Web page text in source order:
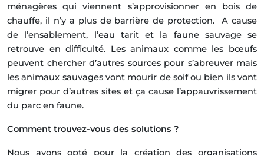
ménagères qui viennent s’approvisionner en bois de
chauffe, il n’y a plus de barrière de protection. A cause
de l’ensablement, l’eau tarit et la faune sauvage se
retrouve en difficulté. Les animaux comme les bœufs
peuvent chercher d’autres sources pour s’abreuver mais
les animaux sauvages vont mourir de soif ou bien ils vont
migrer pour d’autres sites et ça cause l’appauvrissement
du parc en faune.
Comment trouvez-vous des solutions ?
Nous avons opté pour la création des organisations